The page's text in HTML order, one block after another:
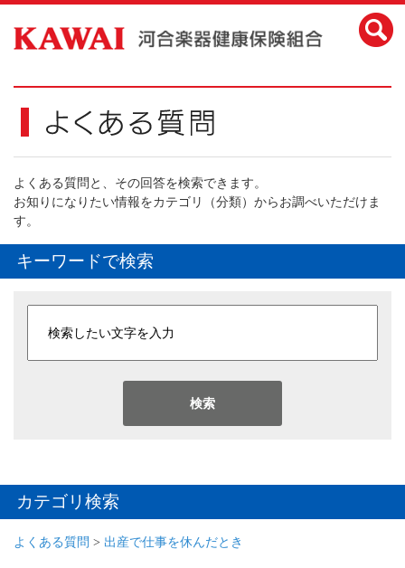
よくある質問と、その回答を検索できます。
お知りになりたい情報をカテゴリ（分類）からお調べいただけま
す。
キーワードで検索
検索
カテゴリ検索
よくある質問 > 出産で仕事を休んだとき